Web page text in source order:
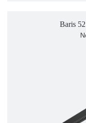
Baris